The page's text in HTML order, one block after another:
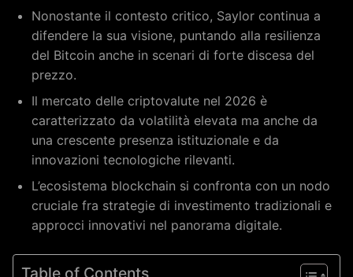
Nonostante il contesto critico, Saylor continua a
difendere la sua visione, puntando alla resilienza
del Bitcoin anche in scenari di forte discesa del
prezzo.
Il mercato delle criptovalute nel 2026 è
caratterizzato da volatilità elevata ma anche da
una crescente presenza istituzionale e da
innovazioni tecnologiche rilevanti.
L’ecosistema blockchain si confronta con un nodo
cruciale fra strategie di investimento tradizionali e
approcci innovativi nel panorama digitale.
Table of Contents